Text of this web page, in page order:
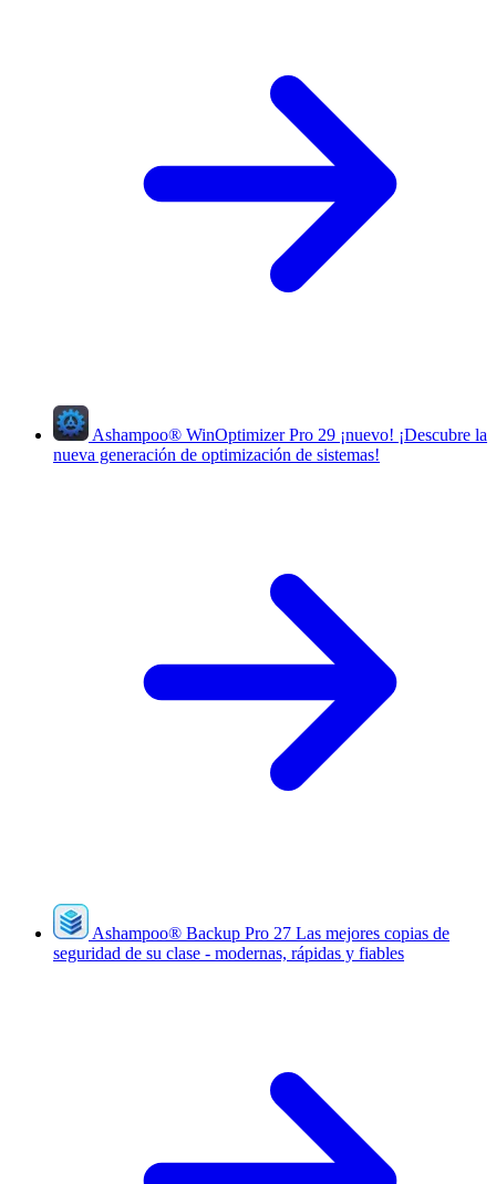
Ashampoo® WinOptimizer Pro 29 ¡nuevo! ¡Descubre la
nueva generación de optimización de sistemas!
Ashampoo® Backup Pro 27 Las mejores copias de
seguridad de su clase - modernas, rápidas y fiables